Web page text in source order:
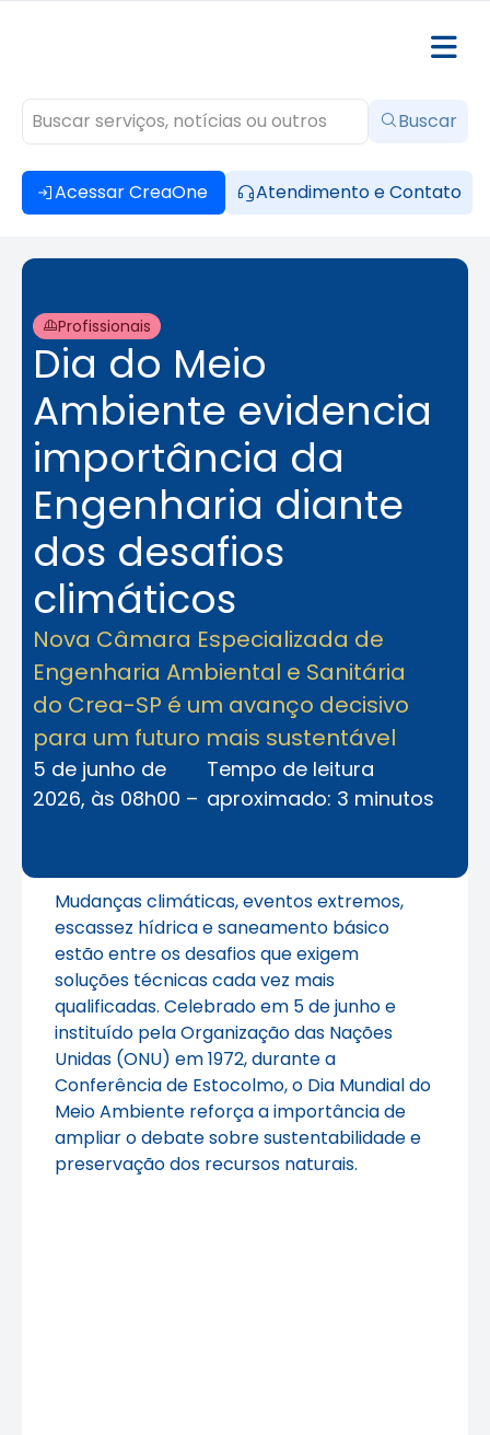
Acessar CreaOne Atendimento e Contato
Buscar
Profissionais
Dia do Meio
Ambiente evidencia
importância da
Engenharia diante
dos desafios
climáticos
Nova Câmara Especializada de
Engenharia Ambiental e Sanitária
do Crea-SP é um avanço decisivo
para um futuro mais sustentável
5 de junho de
2026, às 08h00 –
Tempo de leitura
aproximado: 3 minutos
Mudanças climáticas, eventos extremos,
escassez hídrica e saneamento básico
estão entre os desafios que exigem
soluções técnicas cada vez mais
qualificadas. Celebrado em 5 de junho e
instituído pela Organização das Nações
Unidas (ONU) em 1972, durante a
Conferência de Estocolmo, o Dia Mundial do
Meio Ambiente reforça a importância de
ampliar o debate sobre sustentabilidade e
preservação dos recursos naturais.